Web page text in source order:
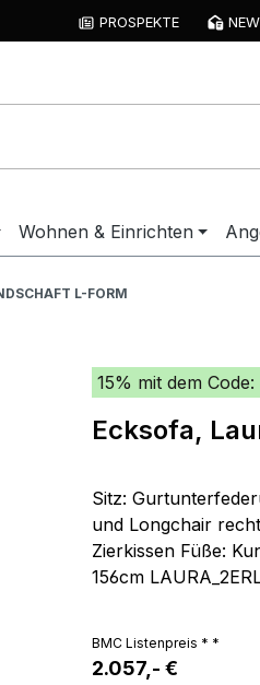
PROSPEKTE
Wohnen & Einrichten
L-FORM
15% mit dem Code:
Ecksofa,
Sitz:
und Longchair
Zierkissen Füße:
156cm
BMC Listenpreis * *
2.057,- €